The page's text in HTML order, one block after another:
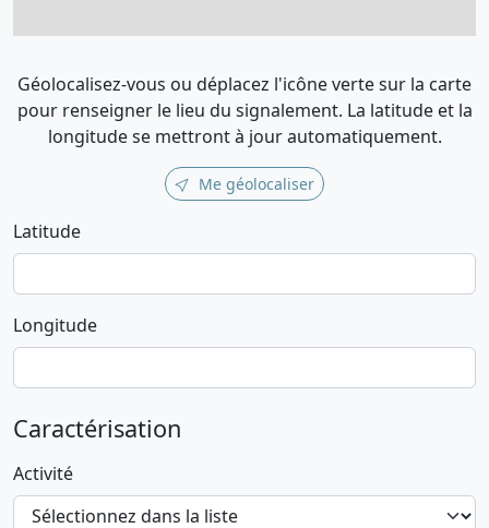
Géolocalisez-vous ou déplacez l'icône verte sur la carte
pour renseigner le lieu du signalement. La latitude et la
longitude se mettront à jour automatiquement.
Me géolocaliser
Latitude
Longitude
Caractérisation
Activité